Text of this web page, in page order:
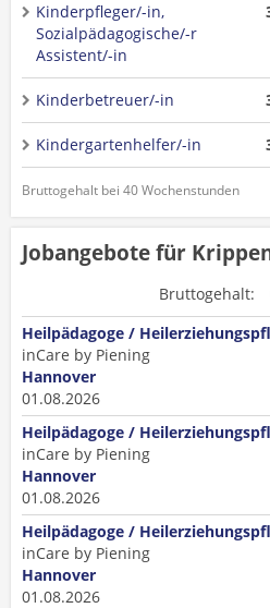
Kinderpfleger/-in,
Sozialpädagogische/-r
Assistent/-in
Kinderbetreuer/-in
Kindergartenhelfer/-in
Bruttogehalt bei 40 Wochenstunden
Jobangebote für
Bruttogehalt:
Heilpädagoge /
inCare by Piening
Hannover
01.08.2026
Heilpädagoge /
inCare by Piening
Hannover
01.08.2026
Heilpädagoge /
inCare by Piening
Hannover
01.08.2026